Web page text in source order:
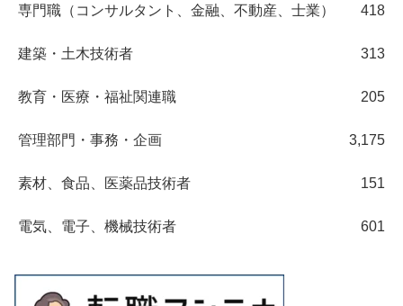
専門職（コンサルタント、金融、不動産、士業） 418
建築・土木技術者 313
教育・医療・福祉関連職 205
管理部門・事務・企画 3,175
素材、食品、医薬品技術者 151
電気、電子、機械技術者 601